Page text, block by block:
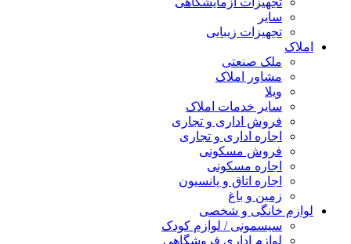
سایر
تجهیزات زیبایی
املاک
ملک صنعتی
مشاور املاک
ویلا
سایر خدمات املاک
فروش اداری و تجاری
اجاره اداری و تجاری
فروش مسکونی
اجاره مسکونی
اجاره اتاق و پانسیون
زمین و باغ
لوازم خانگی و شخصی
سیسمونی / لوازم کودک
لوازم اداری فروشگاهی